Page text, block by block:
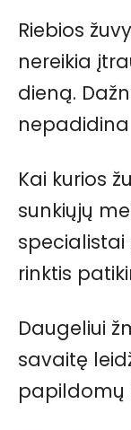
Riebios
nereikia
dieną.
Kai kurios
sunkiųjų
rinktis
Daugeliui
savaitę
papildomų